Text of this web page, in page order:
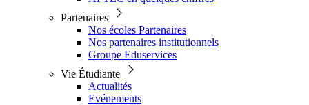
Partenaires
Nos écoles Partenaires
Nos partenaires institutionnels
Groupe Eduservices
Vie Étudiante
Actualités
Evénements